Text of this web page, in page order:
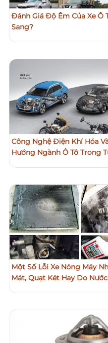
Đánh Giá Độ Êm Của Xe Ô
Sang?
Công Nghệ Điện Khí Hóa
Hướng Ngành Ô Tô Trong
Một Số Lỗi Xe Nóng Máy
Mát, Quạt Két Hay Do